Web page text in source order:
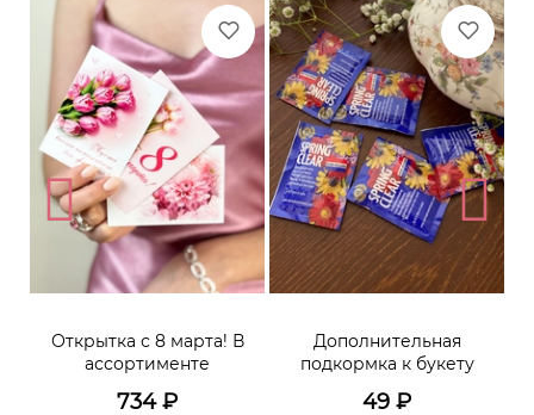
Открытка с 8 марта! В
ассортименте
734₽
Дополнительная
подкормка к букету
49 ₽